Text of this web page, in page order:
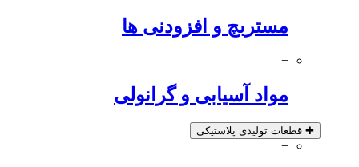
مستربچ و افزودنی ها
−
مواد آسیابی و گرانولی
✚ قطعات تولیدی پلاستیکی
−